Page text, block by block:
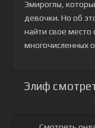
Эмироглы,
девочки. Но об
найти свое
многочисленных
Элиф